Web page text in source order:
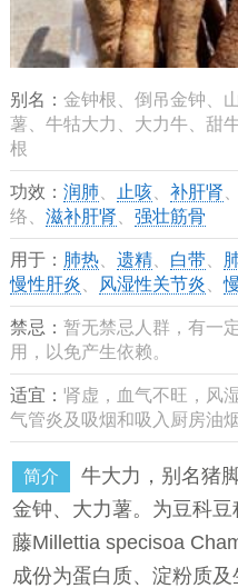
别名： 金钟根、倒吊金钟、
薯、牛牯大力、大力牛、甜
根
功效： 润肺 止咳、 补肝肾
络、 滋补肝肾 强壮筋骨
用于： 肺热、 遗精、 白带、
慢性肝炎
风湿性关节炎 、
禁忌： 暂无禁忌人群，有一
用，以免产生依赖。
适宜： 肾虚，血气不旺，风
气管炎及吸烟和吸入厨房油烟
简介
牛大力，别名猪
金钟、大力薯。为豆科
藤Millettia specisoa
成份为蛋白质、淀粉质